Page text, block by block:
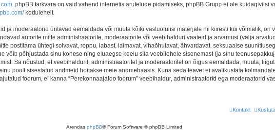
. phpBB tarkvara on vaid vahend internetis arutelude pidamiseks, phpBB Grupp ei ole kuidagiviisi
kodulehelt.
ja moderaatorid üritavad eemaldada või muuta kõiki vastuolulisi materjale nii kiiresti kui võimalik, on
autorite mitte administraatorite, moderaatorite või veebihalduri vaateid ja arvamusi (välja
postitama ühtegi solvavat, roppu, labast, laimavat, vihaõhutavat, ähvardavat, seksuaalse
võib põhjustada sinu kohese ning eluaegse keelu siia veebilehele sisenemast (ja sinu
Sa nõustud, et veebihalduril, administraatoritel ja moderaatoritel on õigus eemaldada, muuta,
poolt sisestatud andmeid hoitakse meie andmebaasis. Kuna seda teavet ei avalikustata
foorum, ei kanna “Perekonnaajaloo foorum” veebihaldur, administraatorid ega moderaatorid
Kontakt
Arendas phpBB® Forum Software © phpBB Limited